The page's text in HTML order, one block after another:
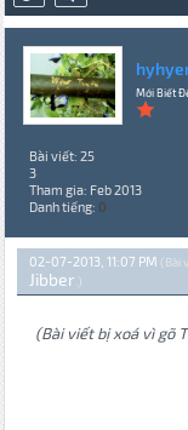
Mới Biết
Bài viết: 25
3
Tham gia: Feb 2013
Danh tiếng: 0
02-07-2013, 11:07 PM (Bài
Jibber .)
(Bài viết bị xoá vì gõ